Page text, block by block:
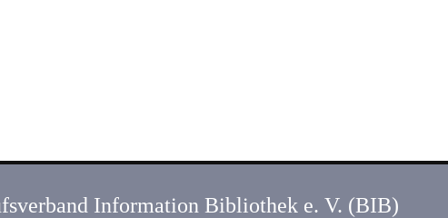
Information Bibliothek e. V. (BIB)